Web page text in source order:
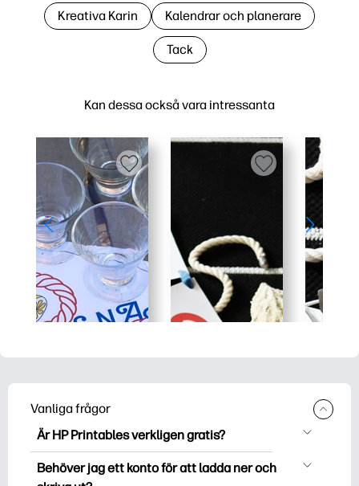
Kan dessa också vara intressanta
Kreativa Karin Kalendrar och planerare
Tack
Vanliga frågor
Är HP Printables verkligen gratis?
HP Printables erbjuder över 2500 gratis
utskriftsmaterial att ladda ner och
Behöver jag ett konto för att ladda ner och